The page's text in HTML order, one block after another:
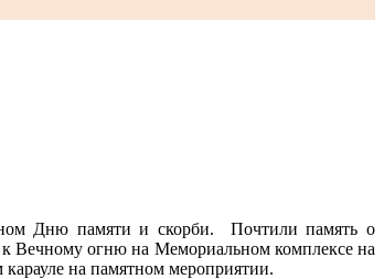
Дню памяти и скорби. Почтили память о
Вечному огню на Мемориальном комплексе на
на памятном мероприятии.